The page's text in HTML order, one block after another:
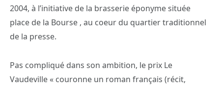
2004, à l’initiative de la brasserie éponyme située
place de la Bourse , au coeur du quartier traditionnel
de la presse.
Pas compliqué dans son ambition, le prix Le
Vaudeville « couronne un roman français (récit,